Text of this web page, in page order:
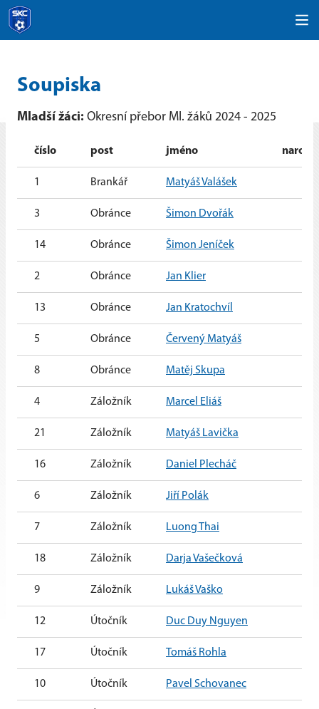
Soupiska
Mladší žáci: Okresní přebor Ml. žáků 2024 - 2025
číslo post jméno
1 Brankář Matyáš Valášek
3 Obránce Šimon Dvořák
14 Obránce Šimon Jeníček
2 Obránce Jan Klier
13 Obránce Jan Kratochvíl
5 Obránce Červený Matyáš
8 Obránce Matěj Skupa
4 Záložník Marcel Eliáš
21 Záložník Matyáš Lavička
16 Záložník Daniel Plecháč
6 Záložník Jiří Polák
7 Záložník Luong Thai
18 Záložník Darja Vašečková
9 Záložník Lukáš Vaško
12 Útočník Duc Duy Nguyen
17 Útočník Tomáš Rohla
10 Útočník Pavel Schovanec